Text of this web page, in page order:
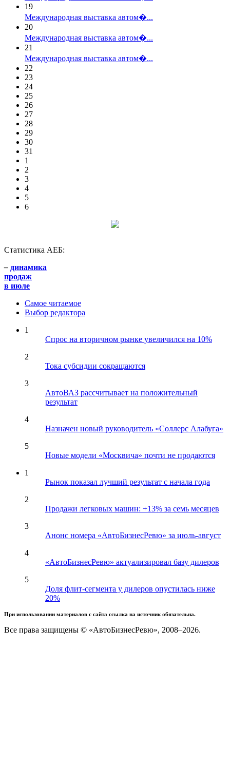
19
Международная выставка автом�...
20
Международная выставка автом�...
21
Международная выставка автом�...
22
23
24
25
26
27
28
29
30
31
1
2
3
4
5
6
Статистика АЕБ:
– динамика
продаж
в июле
Самое читаемое
Выбор редактора
1
Спрос на вторичном рынке увеличился на 10%
2
Тока субсидии сокращаются
3
АвтоВАЗ рассчитывает на положительный
результат
4
Назначен новый руководитель «Соллерс Алабуга»
5
Новые модели «Москвича» почти не продаются
1
Рынок показал лучший результат с начала года
2
Продажи легковых машин: +13% за семь месяцев
3
Анонс номера «АвтоБизнесРевю» за июль-август
4
«АвтоБизнесРевю» актуализировал базу дилеров
5
Доля флит-сегмента у дилеров опустилась ниже
20%
При использовании материалов с сайта ссылка на источник обязательна.
Все права защищены © «АвтоБизнесРевю», 2008–2026.